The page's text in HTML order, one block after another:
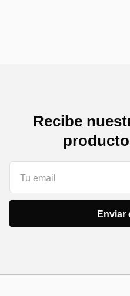
Recibe